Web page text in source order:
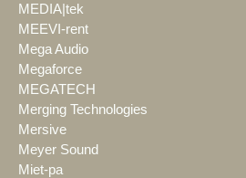
MEDIA|tek
MEEVI-rent
Mega Audio
Megaforce
MEGATECH
Merging Technologies
Mersive
Meyer Sound
Miet-pa